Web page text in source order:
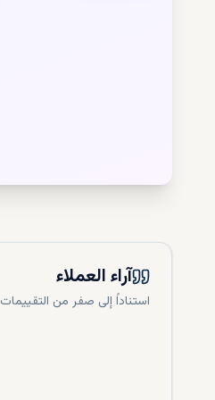
آراء العملاء
استناداً إلى صفر من التقييمات